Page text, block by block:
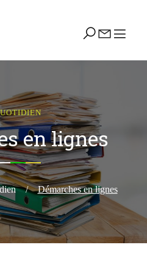
en lignes
/ Démarches en lignes